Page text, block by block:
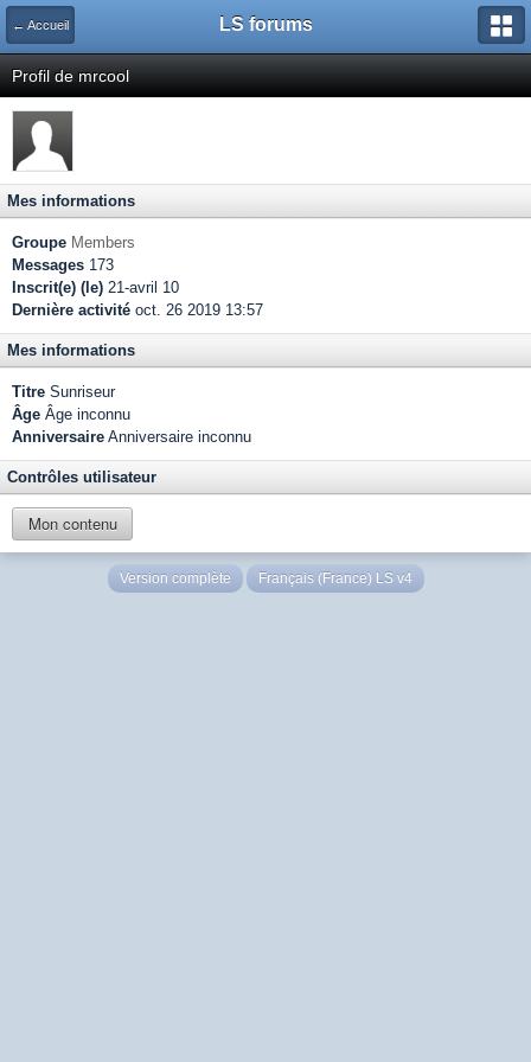
← Accueil LS forums
Profil de mrcool
Mes informations
Groupe Members
Messages 173
Inscrit(e) (le) 21-avril 10
Dernière activité oct. 26 2019 13:57
Mes informations
Titre Sunriseur
Âge Âge inconnu
Anniversaire Anniversaire inconnu
Contrôles utilisateur
Mon contenu
Version complète Français (France) LS v4